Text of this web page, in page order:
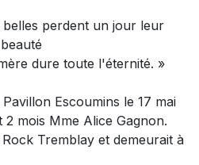
perdent un jour leur
beauté
dure toute l'éternité. »
Escoumins le 17 mai
2 mois Mme Alice Gagnon.
Rock Tremblay et demeurait à